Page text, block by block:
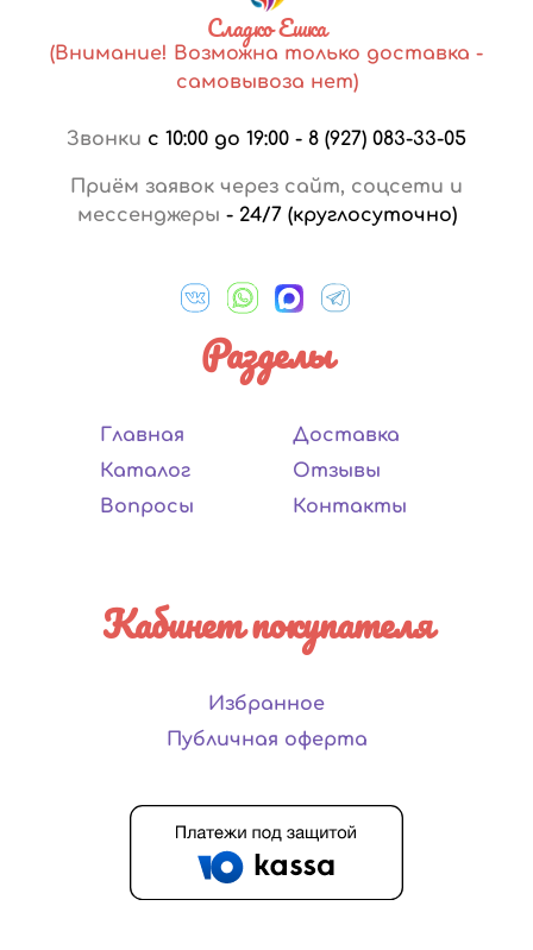
Сладко Ешка
(Внимание! Возможна только доставка -
самовывоза нет)
Звонки с 10:00 до 19:00 - 8 (927) 083-33-05
Приём заявок через сайт, соцсети и
мессенджеры - 24/7 (круглосуточно)
Разделы
Главная
Каталог
Вопросы
Доставка
Отзывы
Контакты
Кабинет покупателя
Избранное
Публичная оферта